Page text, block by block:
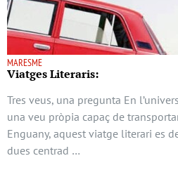
MARESME
Viatges Literaris:
Tres veus, una pregunta En
una veu pròpia capaç de
Enguany, aquest viatge literari es
dues centrad …